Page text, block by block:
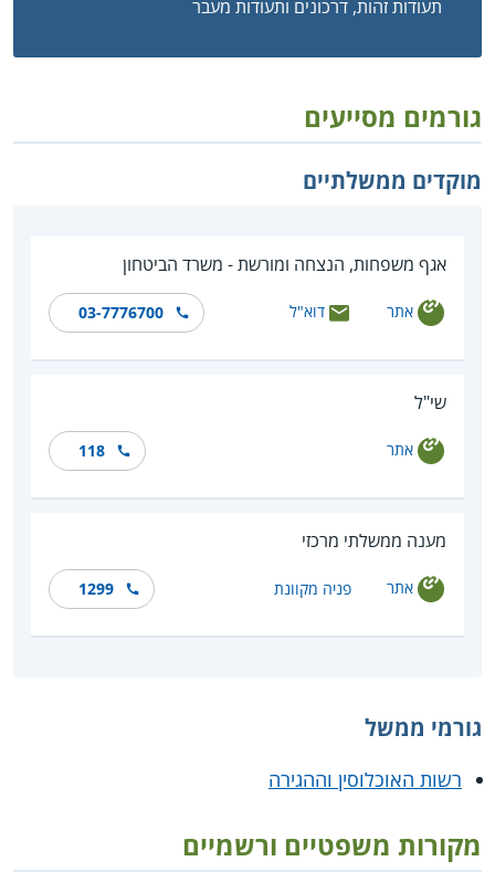
תעודות זהות, דרכונים ותעודות מעבר
גורמים מסייעים
מוקדים ממשלתיים
אגף משפחות, הנצחה ומורשת - משרד הביטחון
אתר דוא"ל 03-7776700
שי"ל
אתר 118
מענה ממשלתי מרכזי
אתר פניה מקוונת 1299
גורמי ממשל
רשות האוכלוסין וההגירה
מקורות משפטיים ורשמיים